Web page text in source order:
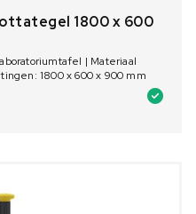
1800 x 600
| Materiaal
1800 x 600 x 900 mm